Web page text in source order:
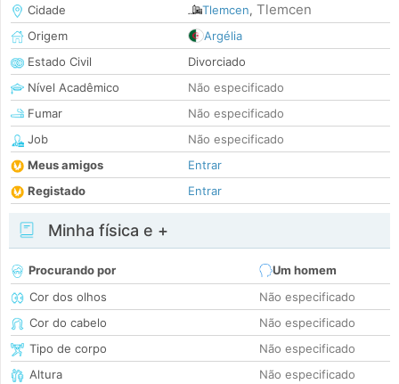
Cidade
Tlemcen, Tlemcen
Origem
Argélia
Estado Civil
Divorciado
Nível Acadêmico
Não especificado
Fumar
Não especificado
Job
Não especificado
Meus amigos
Entrar
Registado
Entrar
Minha física e +
Procurando por
Um homem
Cor dos olhos
Não especificado
Cor do cabelo
Não especificado
Tipo de corpo
Não especificado
Altura
Não especificado